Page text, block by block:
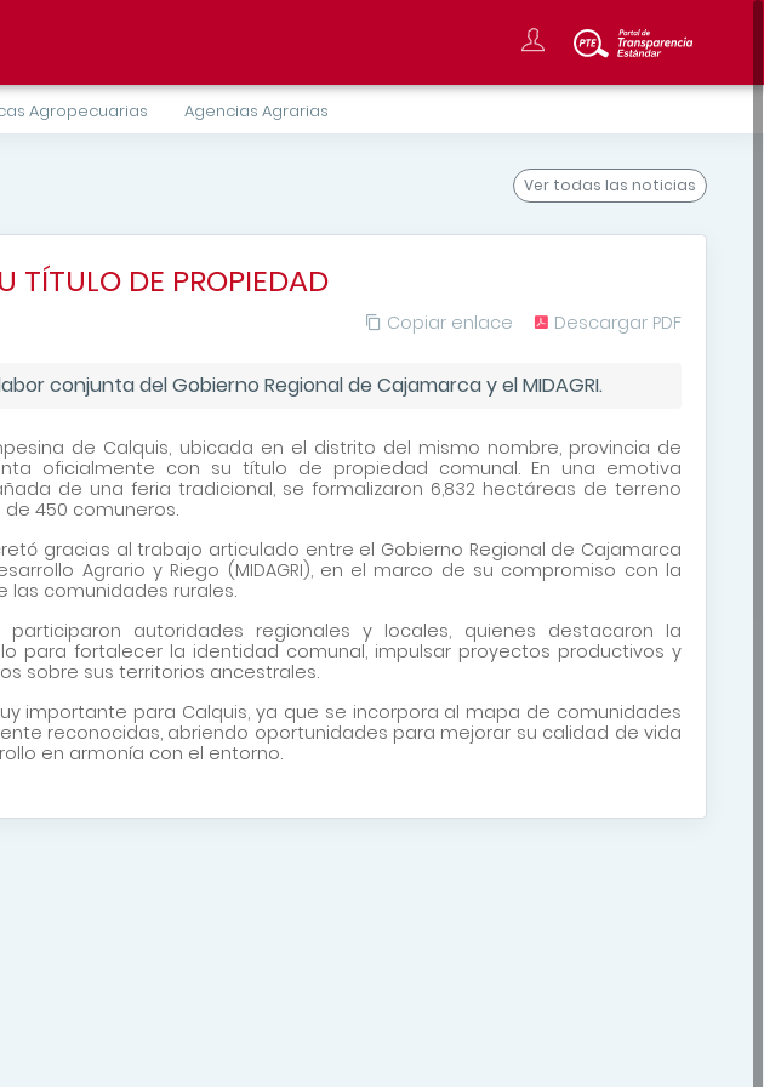
Agropecuarias Agencias Agrarias
Ver todas las noticias
TÍTULO DE PROPIEDAD
Descargar PDF
Copiar enlace
conjunta del Gobierno Regional de Cajamarca y el MIDAGRI.
de Calquis, ubicada en el distrito del mismo nombre, provincia de
oficialmente con su título de propiedad comunal. En una emotiva
de una feria tradicional, se formalizaron 6,832 hectáreas de terreno
450 comuneros.
gracias al trabajo articulado entre el Gobierno Regional de Cajamarca
Agrario y Riego (MIDAGRI), en el marco de su compromiso con la
las comunidades rurales.
participaron autoridades regionales y locales, quienes destacaron la
para fortalecer la identidad comunal, impulsar proyectos productivos y
sobre sus territorios ancestrales.
importante para Calquis, ya que se incorpora al mapa de comunidades
reconocidas, abriendo oportunidades para mejorar su calidad de vida
en armonía con el entorno.